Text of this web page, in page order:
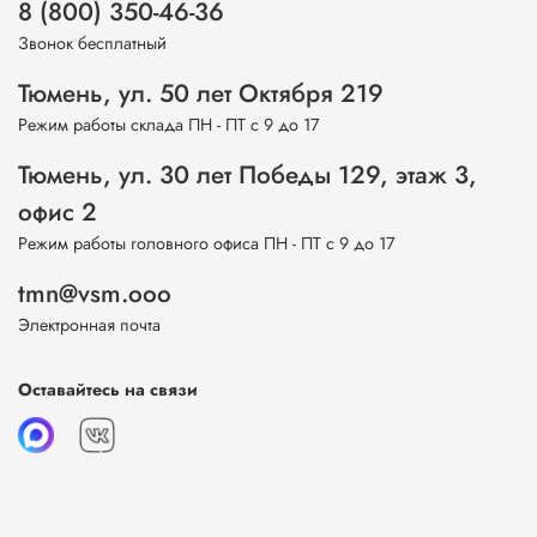
8 (800) 350-46-36
Звонок бесплатный
Тюмень, ул. 50 лет Октября 219
Режим работы склада ПН - ПТ с 9 до 17
Тюмень, ул. 30 лет Победы 129, этаж 3,
офис 2
Режим работы головного офиса ПН - ПТ с 9 до 17
tmn@vsm.ooo
Электронная почта
Оставайтесь на связи